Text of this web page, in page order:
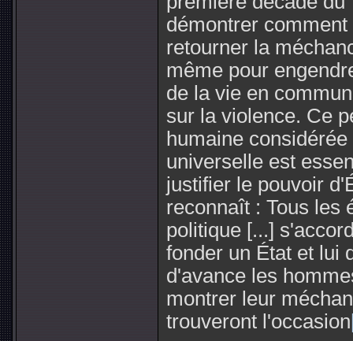
démontrer
retourner la
même pour
de la vie en
sur la violence. Ce
humaine
universelle est
justifier le pouvoir
reconnaît : Tous les
politique [...]
fonder un État et lui
d'avance les
montrer leur
trouveront l'occasion